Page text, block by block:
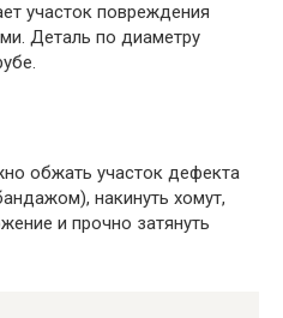
участок повреждения
Деталь по диаметру
обжать участок дефекта
накинуть хомут,
и прочно затянуть